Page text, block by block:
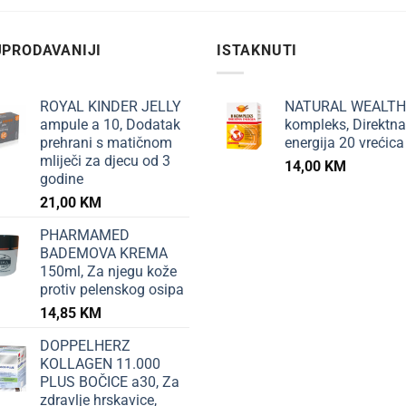
ROYAL KINDER JELLY
ampule a 10, Dodatak
prehrani s matičnom
mliječi za djecu od 3
godine
21,00 KM
PHARMAMED
BADEMOVA KREMA
150ml, Za njegu kože
protiv pelenskog osipa
14,85 KM
DOPPELHERZ
KOLLAGEN 11.000
PLUS BOČICE a30, Za
zdravlje hrskavice,
ISTAKNUTI
NATURAL
kompleks, Direktna
energija 20 vrećica
14,00 KM